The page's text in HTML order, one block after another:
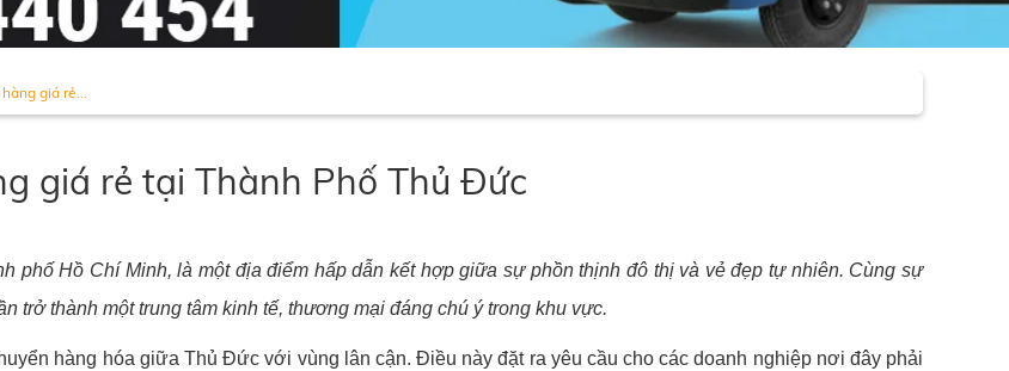
giá rẻ...
giá rẻ tại Thành Phố Thủ Đức
phố Hồ Chí Minh, là một địa điểm hấp dẫn kết hợp giữa sự phồn thịnh đô thị và vẻ đẹp tự nhiên. Cùng sự
trở thành một trung tâm kinh tế, thương mại đáng chú ý trong khu vực.
hàng hóa giữa Thủ Đức với vùng lân cận. Điều này đặt ra yêu cầu cho các doanh nghiệp nơi đây phải